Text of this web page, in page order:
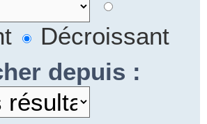
Décroissant
depuis :